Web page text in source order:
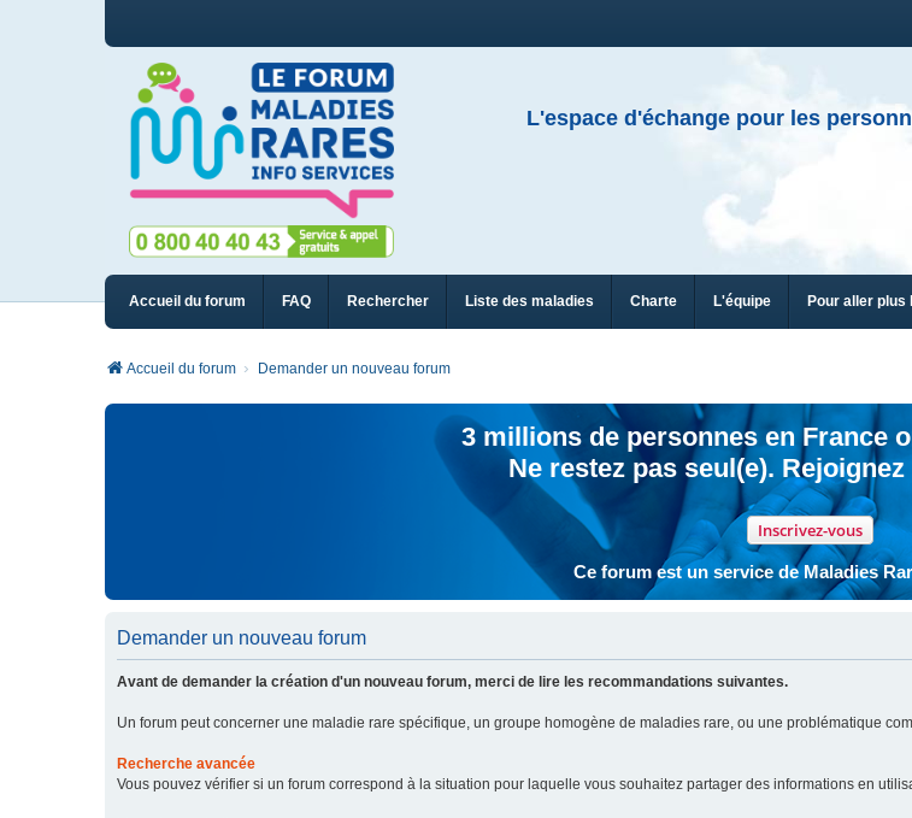
L'espace d'échange pour les
Accueil du forum FAQ Rechercher Liste des maladies Charte L'équipe Pour aller plus
Accueil du forum Demander un nouveau forum
3 millions de personnes en France
Ne restez pas seul(e).
Inscrivez-vous
Ce forum est un service de Maladies
Demander un nouveau forum
Avant de demander la création d'un nouveau forum, merci de lire les recommandations suivantes.
Un forum peut concerner une maladie rare spécifique, un groupe homogène de maladies rare, ou une problématique
Recherche avancée
Vous pouvez vérifier si un forum correspond à la situation pour laquelle vous souhaitez partager des informations en